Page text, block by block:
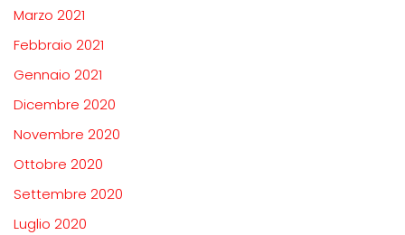
Marzo 2021
Febbraio 2021
Gennaio 2021
Dicembre 2020
Novembre 2020
Ottobre 2020
Settembre 2020
Luglio 2020